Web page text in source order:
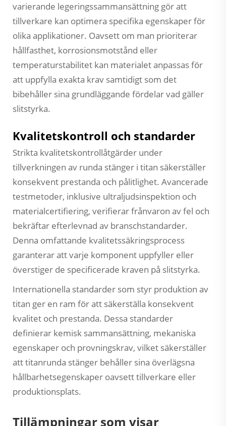
varierande legeringssammansättning gör att
tillverkare kan optimera specifika egenskaper för
olika applikationer. Oavsett om man prioriterar
hållfasthet, korrosionsmotstånd eller
temperaturstabilitet kan materialet anpassas för
att uppfylla exakta krav samtidigt som det
bibehåller sina grundläggande fördelar vad gäller
slitstyrka.
Kvalitetskontroll och standarder
Strikta kvalitetskontrollåtgärder under
tillverkningen av runda stänger i titan säkerställer
konsekvent prestanda och pålitlighet. Avancerade
testmetoder, inklusive ultraljudsinspektion och
materialcertifiering, verifierar frånvaron av fel och
bekräftar efterlevnad av branschstandarder.
Denna omfattande kvalitetssäkringsprocess
garanterar att varje komponent uppfyller eller
överstiger de specificerade kraven på slitstyrka.
Internationella standarder som styr produktion av
titan ger en ram för att säkerställa konsekvent
kvalitet och prestanda. Dessa standarder
definierar kemisk sammansättning, mekaniska
egenskaper och provningskrav, vilket säkerställer
att titanrunda stänger behåller sina överlägsna
hållbarhetsegenskaper oavsett tillverkare eller
produktionsplats.
Tillämpningar som visar